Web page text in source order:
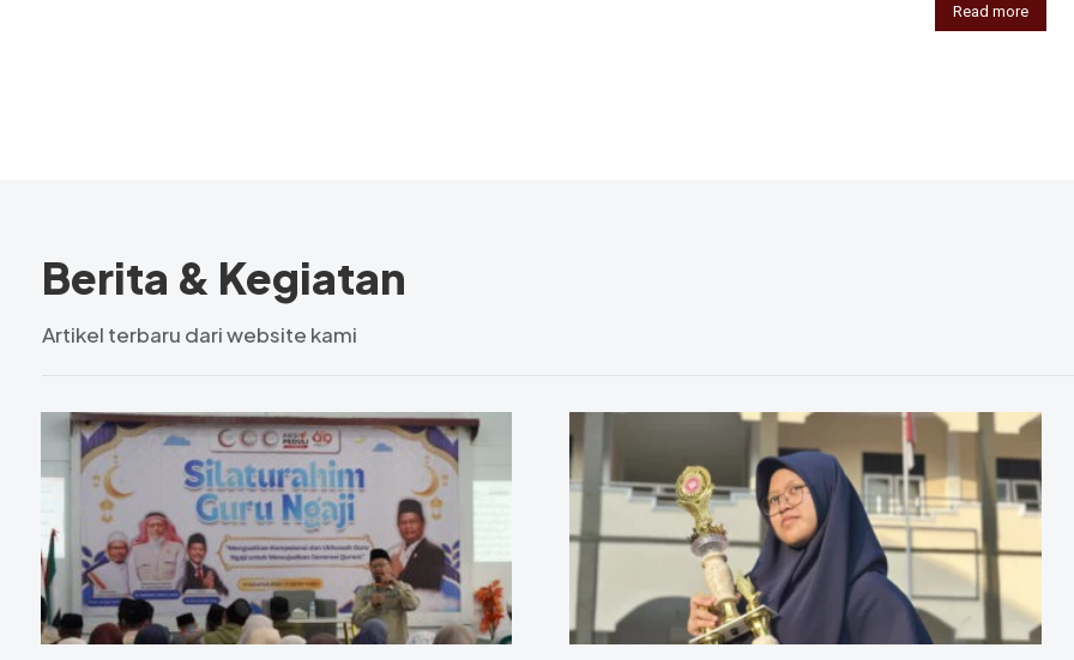
Read more
Berita & Kegiatan
Artikel terbaru dari website kami